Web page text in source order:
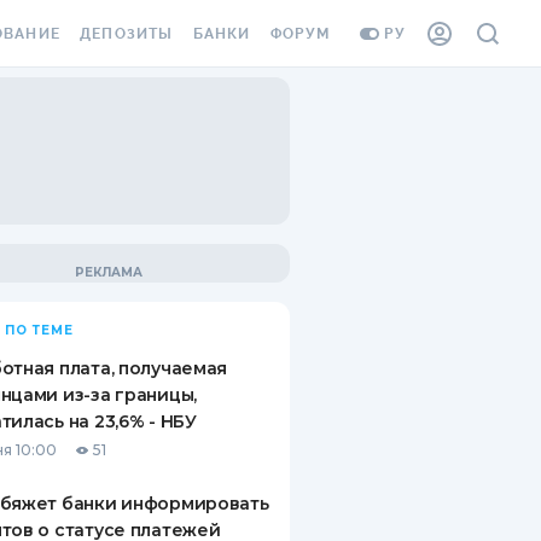
РУ
ВИНЬЕТКА
СОТРУДНИКОВ
ОТ
СЛУЧАЕВ
ДЕПОЗИТЫ
ВОПРОСЫ И ОТВЕТЫ
ПУТЕВОДИТЕЛИ ПО
СБЕРЕЖЕНИЯМ
БАНКИ ФОРУМ
ПО ТЕМЕ
плата, получаемая
из-за границы,
на 23,6% - НБУ
10:00 51
банки информировать
о статусе платежей